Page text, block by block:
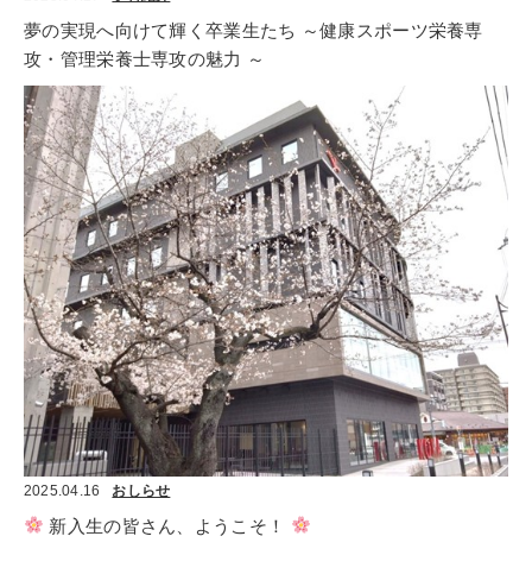
夢の実現へ向けて輝く卒業生たち ～健康スポーツ栄養専
攻・管理栄養士専攻の魅力 ～
2025.04.16 おしらせ
新入生の皆さん、ようこそ！